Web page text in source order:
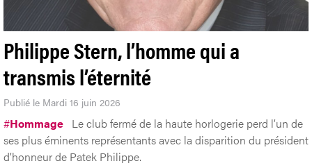
Philippe Stern, l’homme qui a
transmis l’éternité
Publié le Mardi 16 juin 2026
#Hommage Le club fermé de la haute horlogerie perd l’un de
ses plus éminents représentants avec la disparition du président
d’honneur de Patek Philippe.